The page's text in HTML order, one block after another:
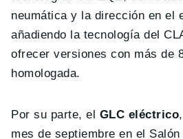
neumática y la dirección en el
añadiendo la tecnología del
ofrecer versiones con más de
homologada.
Por su parte, el GLC eléctrico
mes de septiembre en el